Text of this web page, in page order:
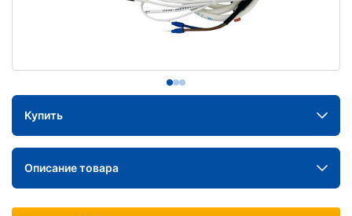
Купить
Описание товара